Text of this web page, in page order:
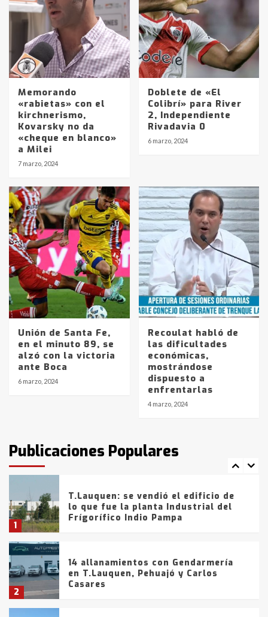
Memorando
«rabietas» con el
kirchnerismo,
Kovarsky no da
«cheque en blanco»
a Milei
7 marzo, 2024
Doblete de «El
Colibrí» para River
2, Independiente
Rivadavia 0
6 marzo, 2024
Unión de Santa Fe,
en el minuto 89, se
alzó con la victoria
ante Boca
6 marzo, 2024
Recoulat habló de
las dificultades
económicas,
mostrándose
dispuesto a
enfrentarlas
4 marzo, 2024
Publicaciones Populares
3
en la mañana del lunes
4
Accidente en Ruta 5: falleció un
joven de Trenque Lauquen
Los precios de los combustibles en
La Pampa, desde YPF hasta Axion
entre 857 a 1338 pesos
La Bolsa de Cereales de Bahía
Blanca anticipa que Agosto vendrá
con lluvias y heladas, en gran parte
fueron detenidos por
comercialización de drogas en la
tarde del sábado
1
T.Lauquen: se vendió el edificio de
lo que fue la planta Industrial del
Frígorífico Indio Pampa
2
14 allanamientos con Gendarmería
en T.Lauquen, Pehuajó y Carlos
Casares